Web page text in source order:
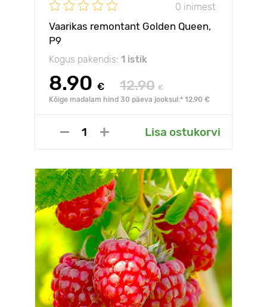
0 inimest
Vaarikas remontant Golden Queen,
Р9
Kogus pakendis: 1 istik
8.90 € 12.90 €
Kõige madalam hind 30 päeva jooksul:* 12.90 €
Lisa ostukorvi